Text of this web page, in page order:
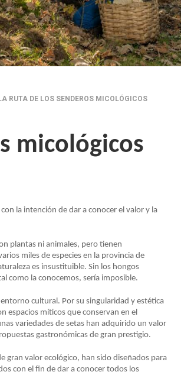
RUTA DE LOS SENDEROS MICOLÓGICOS
micológicos
la intención de dar a conocer el valor y la
plantas ni animales, pero tienen
miles de especies en la provincia de
es insustituible. Sin los hongos
como la conocemos, sería imposible.
cultural. Por su singularidad y estética
espacios míticos que conservan en el
variedades de setas han adquirido un valor
gastronómicas de gran prestigio.
gran valor ecológico, han sido diseñados para
con el fin de dar a conocer todos los